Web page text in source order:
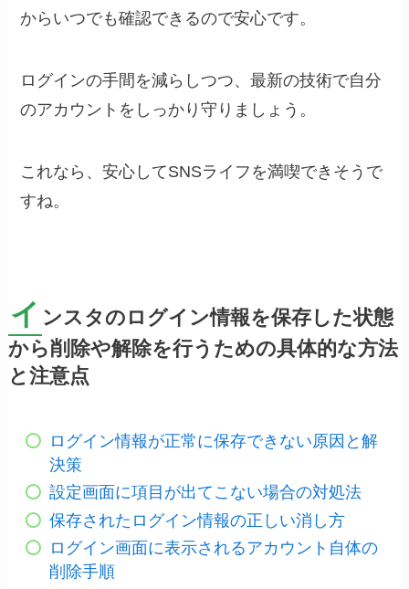
からいつでも確認できるので安心です。
ログインの手間を減らしつつ、最新の技術で自分
のアカウントをしっかり守りましょう。
これなら、安心してSNSライフを満喫できそうで
すね。
イ ンスタのログイン情報を保存した状態
から削除や解除を行うための具体的な方法
と注意点
ログイン情報が正常に保存できない原因と解
決策
設定画面に項目が出てこない場合の対処法
保存されたログイン情報の正しい消し方
ログイン画面に表示されるアカウント自体の
削除手順